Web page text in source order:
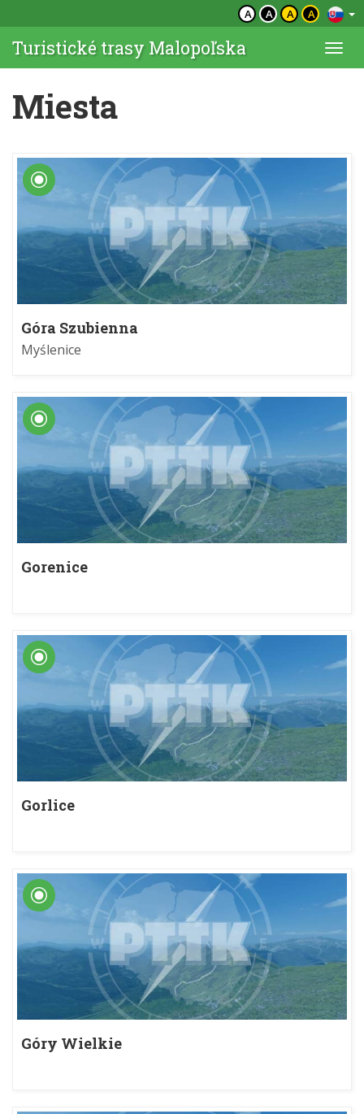
A A A A
Turistické trasy Malopoľska
Miesta
Góra Szubienna
Myślenice
Gorenice
Gorlice
Góry Wielkie